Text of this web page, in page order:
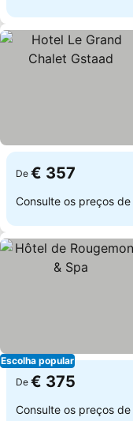
De € 357
Consulte os preços de
Escolha popular
De € 375
Consulte os preços de